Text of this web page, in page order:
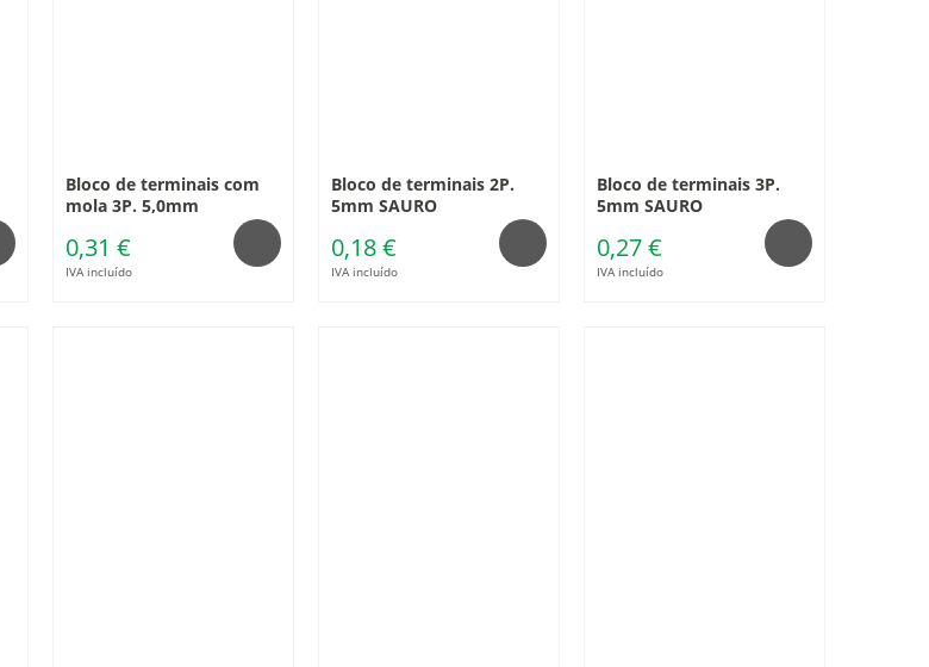
Bloco de terminais com
mola 3P. 5,0mm
0,31 €
IVA incluído
Bloco de terminais 2P.
5mm SAURO
0,18 €
IVA incluído
Bloco de terminais 3P.
5mm SAURO
0,27 €
IVA incluído